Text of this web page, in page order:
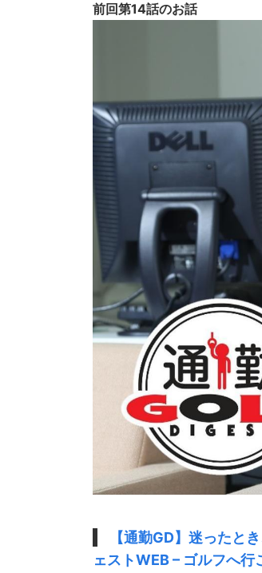
前回第14話のお話
【通勤GD】迷ったと
ェストWEB – ゴルフへ